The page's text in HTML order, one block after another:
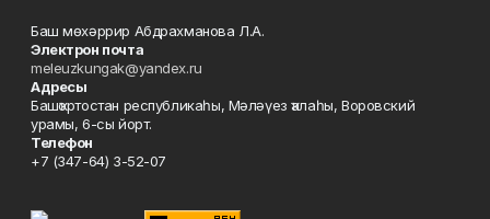
Баш мөхәррир Абдрахманова Л.А.
Электрон почта
meleuzkungak@yandex.ru
Адресы
Башҡортостан республикаһы, Мәләүез ҡалаһы, Воровский
урамы, 6-сы йорт.
Телефон
+7 (347-64) 3-52-07